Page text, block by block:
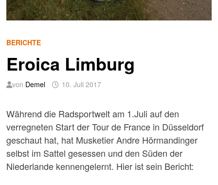
BERICHTE
Eroica Limburg
von Demel 10. Juli 2017
Während die Radsportwelt am 1.Juli auf den
verregneten Start der Tour de France in Düsseldorf
geschaut hat, hat Musketier Andre Hörmandinger
selbst im Sattel gesessen und den Süden der
Niederlande kennengelernt. Hier ist sein Bericht: